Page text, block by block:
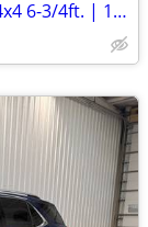
2011 Ford F250 Super Duty Lariat | 4D 4x4 6-3/4ft. | 156k Miles